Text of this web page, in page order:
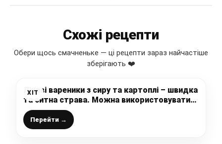
Схожі рецепти
Обери щось смачненьке — ці рецепти зараз найчастіше
зберігають ❤️
ХІТ
Ліниві вареники з сиру та картоплі – швидка
та ситна страва. Можна використовувати
картоплю, що залишилася після сніданку
або обіду
Перейти →